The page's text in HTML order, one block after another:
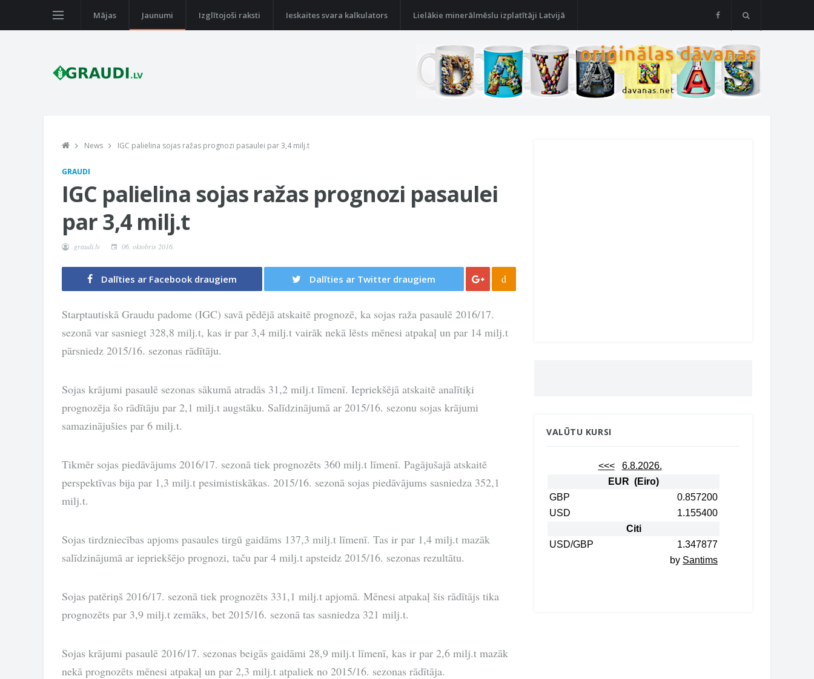
Mājas Jaunumi Izglītojoši raksti Ieskaites svara kalkulators Lielākie minerālmēslu izplatītāji Latvijā
News IGC palielina sojas ražas prognozi pasaulei par 3,4 milj.t
GRAUDI
IGC palielina sojas ražas prognozi pasaulei
par 3,4 milj.t
graudi.lv 06. oktobris 2016.
Dalīties ar Facebook draugiem Dalīties ar Twitter draugiem d
Starptautiskā Graudu padome (IGC) savā pēdējā atskaitē prognozē, ka sojas raža pasaulē 2016/17.
sezonā var sasniegt 328,8 milj.t, kas ir par 3,4 milj.t vairāk nekā lēsts mēnesi atpakaļ un par 14 milj.t
pārsniedz 2015/16. sezonas rādītāju.
Sojas krājumi pasaulē sezonas sākumā atradās 31,2 milj.t līmenī. Iepriekšējā atskaitē analītiķi
prognozēja šo rādītāju par 2,1 milj.t augstāku. Salīdzinājumā ar 2015/16. sezonu sojas krājumi
samazinājušies par 6 milj.t.
Tikmēr sojas piedāvājums 2016/17. sezonā tiek prognozēts 360 milj.t līmenī. Pagājušajā atskaitē
perspektīvas bija par 1,3 milj.t pesimistiskākas. 2015/16. sezonā sojas piedāvājums sasniedza 352,1
milj.t.
Sojas tirdzniecības apjoms pasaules tirgū gaidāms 137,3 milj.t līmenī. Tas ir par 1,4 milj.t mazāk
salīdzinājumā ar iepriekšējo prognozi, taču par 4 milj.t apsteidz 2015/16. sezonas rezultātu.
Sojas patēriņš 2016/17. sezonā tiek prognozēts 331,1 milj.t apjomā. Mēnesi atpakaļ šis rādītājs tika
prognozēts par 3,9 milj.t zemāks, bet 2015/16. sezonā tas sasniedza 321 milj.t.
Sojas krājumi pasaulē 2016/17. sezonas beigās gaidāmi 28,9 milj.t līmenī, kas ir par 2,6 milj.t mazāk
nekā prognozēts mēnesi atpakaļ un par 2,3 milj.t atpaliek no 2015/16. sezonas rādītāja.
VALŪTU KURSI